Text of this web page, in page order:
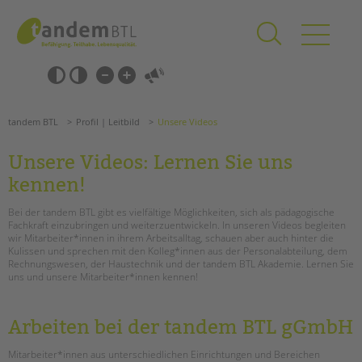
springen
Barrierefrei-
Einstellungen
überspringen
überspringen
SCHULE & GANZTAG
Oberschulen
Förderzentren
Kollegs
EFöB
Tagesgruppen
HILFEN ZUR ERZIEHUNG
Suchen
tandem BTL Profil | Leitbild Unsere Videos
Unsere Videos: Lernen Sie uns
kennen!
Bei der tandem BTL gibt es vielfältige Möglichkeiten, sich als pädagogische
Fachkraft einzubringen und weiterzuentwickeln. In unseren Videos begleiten
wir Mitarbeiter*innen in ihrem Arbeitsalltag, schauen aber auch hinter die
Kulissen und sprechen mit den Kolleg*innen aus der Personalabteilung, dem
Rechnungswesen, der Haustechnik und der tandem BTL Akademie. Lernen Sie
uns und unsere Mitarbeiter*innen kennen!
Arbeiten bei der tandem BTL gGmbH
Mitarbeiter*innen aus unterschiedlichen Einrichtungen und Bereichen